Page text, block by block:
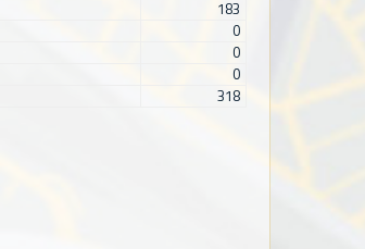
183
0
0
0
318